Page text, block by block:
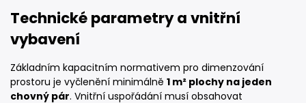
Technické parametry a vnitřní
vybavení
Základním kapacitním normativem pro dimenzování
prostoru je vyčlenění minimálně 1 m² plochy na jeden
chovný pár. Vnitřní uspořádání musí obsahovat